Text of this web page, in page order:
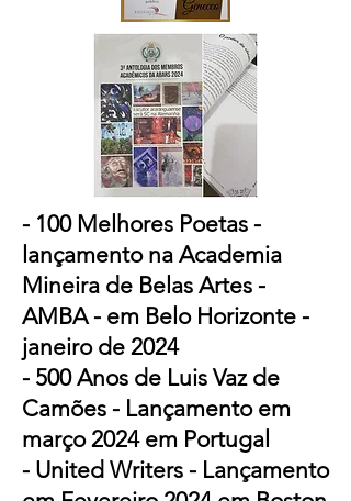
- 100 Melhores Poetas -
lançamento na Academia
Mineira de Belas Artes -
AMBA - em Belo Horizonte -
janeiro de 2024
​- 500 Anos de Luis Vaz de
Camões - Lançamento em
março 2024 em Portugal
- United Writers - Lançamento